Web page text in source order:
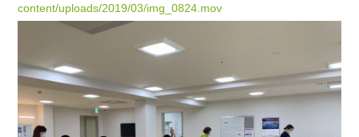
content/uploads/2019/03/img_0824.mov